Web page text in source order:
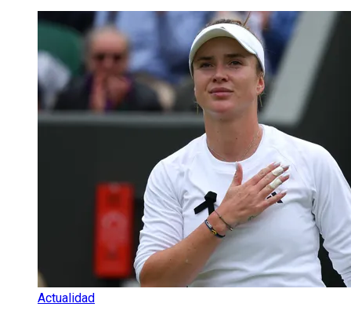
Actualidad